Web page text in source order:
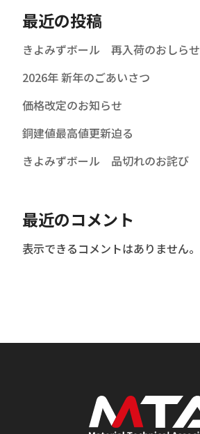
最近の投稿
きよみずボール 再入荷のおしらせ
2026年 新年のごあいさつ
価格改定のお知らせ
銅建値最高値更新迫る
きよみずボール 品切れのお詫び
最近のコメント
表示できるコメントはありません。